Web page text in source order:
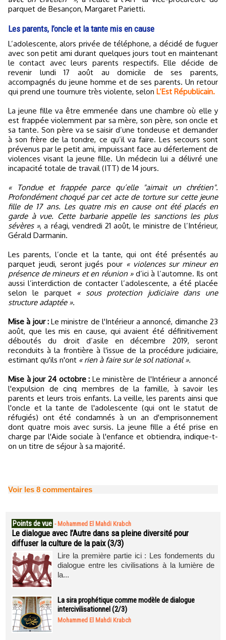
parquet de Besançon, Margaret Parietti.
Les parents, l’oncle et la tante mis en cause
L’adolescente, alors privée de téléphone, a décidé de fuguer
avec son petit ami durant quelques jours tout en maintenant
le contact avec leurs parents respectifs. Elle décide de
revenir lundi 17 août au domicile de ses parents,
accompagnés du jeune homme et de ses parents. Un retour
qui prend une tournure très violente, selon L’Est Républicain.
La jeune fille va être emmenée dans une chambre où elle y
est frappée violemment par sa mère, son père, son oncle et
sa tante. Son père va se saisir d’une tondeuse et demander
à son frère de la tondre, ce qu’il va faire. Les secours sont
prévenus par le petit ami, impuissant face au déferlement de
violences visant la jeune fille. Un médecin lui a délivré une
incapacité totale de travail (ITT) de 14 jours.
« Tondue et frappée parce qu’elle "aimait un chrétien".
Profondément choqué par cet acte de torture sur cette jeune
fille de 17 ans. Les quatre mis en cause ont été placés en
garde à vue. Cette barbarie appelle les sanctions les plus
sévères », a réagi, vendredi 21 août, le ministre de l’Intérieur,
Gérald Darmanin.
Les parents, l’oncle et la tante, qui ont été présentés au
parquet jeudi, seront jugés pour « violences sur mineur en
présence de mineurs et en réunion »d’ici à l’automne. Ils ont
aussi l’interdiction de contacter l’adolescente, a été placée
selon le parquet « sous protection judiciaire dans une
structure adaptée ».
Mise à jour :Le ministre de l'Intérieur a annoncé, dimanche 23
août, que les mis en cause, qui avaient été définitivement
déboutés du droit d’asile en décembre 2019, seront
reconduits à la frontière à l'issue de la procédure judiciaire,
estimant qu'ils n'ont « rien à faire sur le sol national ».
Mise à jour 24 octobre : Le ministère de l'Intérieur a annoncé
l'expulsion de cinq membres de la famille, à savoir les
parents et leurs trois enfants. La veille, les parents ainsi que
l'oncle et la tante de l'adolescente (qui ont le statut de
réfugiés) ont été condamnés à un an d'emprisonnement
dont quatre mois avec sursis. La jeune fille a été prise en
charge par l'Aide sociale à l'enfance et obtiendra, indique-t-
on un titre de séjour à sa majorité.
Voir les 8 commentaires
Points de vue - Mohammed El Mahdi Krabch
Le dialogue avec l’Autre dans sa pleine diversité pour
diffuser la culture de la paix (3/3)
Lire la première partie ici : Les fondements du
dialogue entre les civilisations à la lumière de
la...
La sira prophétique comme modèle de dialogue
intercivilisationnel (2/3)
Mohammed El Mahdi Krabch